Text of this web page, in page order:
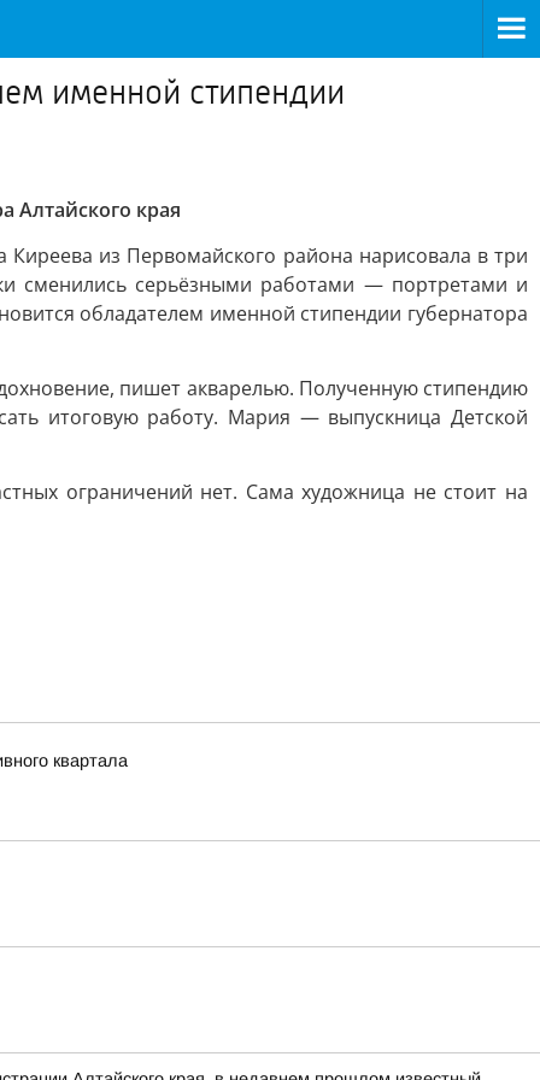
именной стипендии
Алтайского края
из Первомайского района нарисовала в три
сменились серьёзными работами — портретами и
обладателем именной стипендии губернатора
пишет акварелью. Полученную стипендию
итоговую работу. Мария — выпускница Детской
ограничений нет. Сама художница не стоит на
квартала